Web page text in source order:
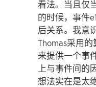
看法。当且仅
的时候，事件
后关系。我意
Thomas采用
来提供一个事
上与事件间的
想法实在是太